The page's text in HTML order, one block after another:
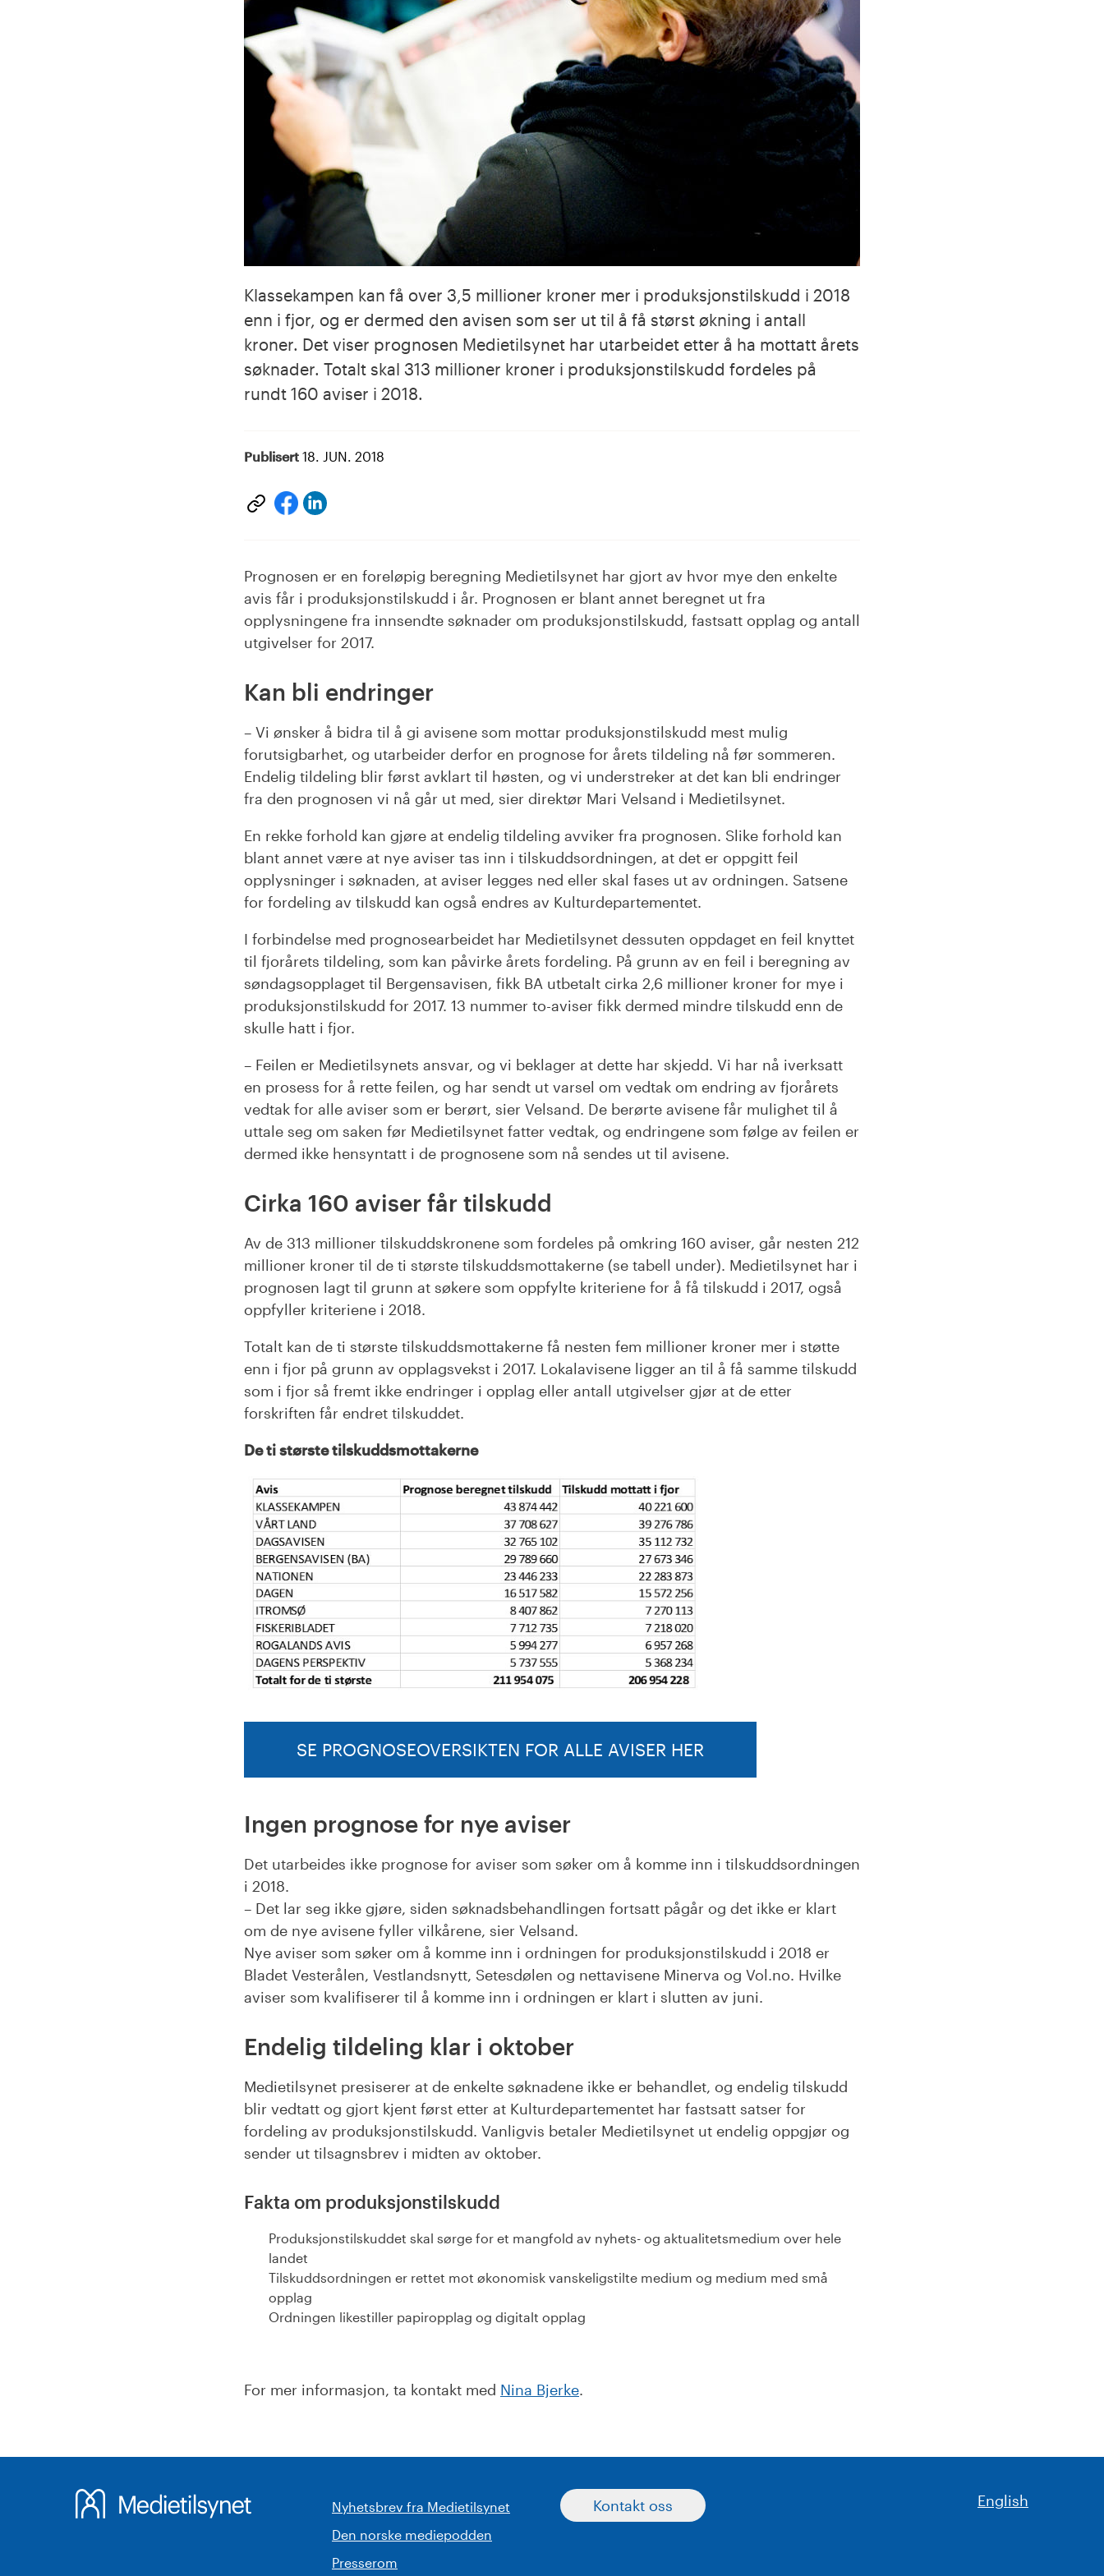
Klassekampen kan få over 3,5 millioner kroner mer i produksjonstilskudd i 2018
enn i fjor, og er dermed den avisen som ser ut til å få størst økning i antall
kroner. Det viser prognosen Medietilsynet har utarbeidet etter å ha mottatt årets
søknader. Totalt skal 313 millioner kroner i produksjonstilskudd fordeles på
rundt 160 aviser i 2018.
Publisert 18. JUN. 2018
Del Del
Prognosen er en foreløpig beregning Medietilsynet har gjort av hvor mye den enkelte
avis får i produksjonstilskudd i år. Prognosen er blant annet beregnet ut fra
opplysningene fra innsendte søknader om produksjonstilskudd, fastsatt opplag og antall
utgivelser for 2017.
Kan bli endringer
– Vi ønsker å bidra til å gi avisene som mottar produksjonstilskudd mest mulig
forutsigbarhet, og utarbeider derfor en prognose for årets tildeling nå før sommeren.
Endelig tildeling blir først avklart til høsten, og vi understreker at det kan bli endringer
fra den prognosen vi nå går ut med, sier direktør Mari Velsand i Medietilsynet.
En rekke forhold kan gjøre at endelig tildeling avviker fra prognosen. Slike forhold kan
blant annet være at nye aviser tas inn i tilskuddsordningen, at det er oppgitt feil
opplysninger i søknaden, at aviser legges ned eller skal fases ut av ordningen. Satsene
for fordeling av tilskudd kan også endres av Kulturdepartementet.
I forbindelse med prognosearbeidet har Medietilsynet dessuten oppdaget en feil knyttet
til fjorårets tildeling, som kan påvirke årets fordeling. På grunn av en feil i beregning av
søndagsopplaget til Bergensavisen, fikk BA utbetalt cirka 2,6 millioner kroner for mye i
produksjonstilskudd for 2017. 13 nummer to-aviser fikk dermed mindre tilskudd enn de
skulle hatt i fjor.
– Feilen er Medietilsynets ansvar, og vi beklager at dette har skjedd. Vi har nå iverksatt
en prosess for å rette feilen, og har sendt ut varsel om vedtak om endring av fjorårets
vedtak for alle aviser som er berørt, sier Velsand. De berørte avisene får mulighet til å
uttale seg om saken før Medietilsynet fatter vedtak, og endringene som følge av feilen er
dermed ikke hensyntatt i de prognosene som nå sendes ut til avisene.
Cirka 160 aviser får tilskudd
Av de 313 millioner tilskuddskronene som fordeles på omkring 160 aviser, går nesten 212
millioner kroner til de ti største tilskuddsmottakerne (se tabell under). Medietilsynet har i
prognosen lagt til grunn at søkere som oppfylte kriteriene for å få tilskudd i 2017, også
oppfyller kriteriene i 2018.
Totalt kan de ti største tilskuddsmottakerne få nesten fem millioner kroner mer i støtte
enn i fjor på grunn av opplagsvekst i 2017. Lokalavisene ligger an til å få samme tilskudd
som i fjor så fremt ikke endringer i opplag eller antall utgivelser gjør at de etter
forskriften får endret tilskuddet.
De ti største tilskuddsmottakerne
SE PROGNOSEOVERSIKTEN FOR ALLE AVISER HER
Ingen prognose for nye aviser
Det utarbeides ikke prognose for aviser som søker om å komme inn i tilskuddsordningen
i 2018.
– Det lar seg ikke gjøre, siden søknadsbehandlingen fortsatt pågår og det ikke er klart
om de nye avisene fyller vilkårene, sier Velsand.
Nye aviser som søker om å komme inn i ordningen for produksjonstilskudd i 2018 er
Bladet Vesterålen, Vestlandsnytt, Setesdølen og nettavisene Minerva og Vol.no. Hvilke
aviser som kvalifiserer til å komme inn i ordningen er klart i slutten av juni.
Endelig tildeling klar i oktober
Medietilsynet presiserer at de enkelte søknadene ikke er behandlet, og endelig tilskudd
blir vedtatt og gjort kjent først etter at Kulturdepartementet har fastsatt satser for
fordeling av produksjonstilskudd. Vanligvis betaler Medietilsynet ut endelig oppgjør og
sender ut tilsagnsbrev i midten av oktober.
Fakta om produksjonstilskudd
Produksjonstilskuddet skal sørge for et mangfold av nyhets- og aktualitetsmedium over hele
landet
Tilskuddsordningen er rettet mot økonomisk vanskeligstilte medium og medium med små
opplag
Ordningen likestiller papiropplag og digitalt opplag
For mer informasjon, ta kontakt med Nina Bjerke.
Nyhetsbrev fra Medietilsynet
Den norske mediepodden
Presserom
Kontakt oss English